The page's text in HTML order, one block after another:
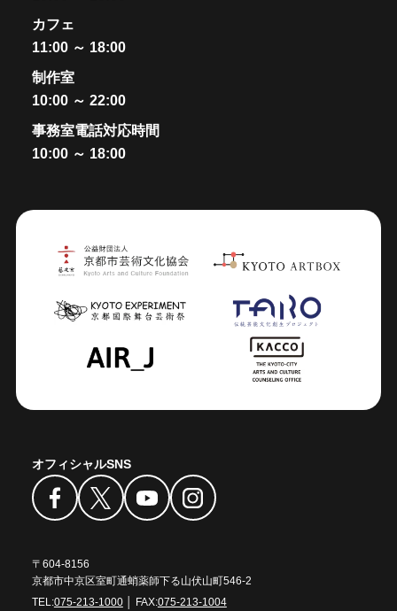
カフェ
11:00 ～ 18:00
制作室
10:00 ～ 22:00
事務室電話対応時間
10:00 ～ 18:00
オフィシャルSNS
〒604-8156
京都市中京区室町通蛸薬師下る山伏山町546-2
TEL:075-213-1000│ FAX:075-213-1004